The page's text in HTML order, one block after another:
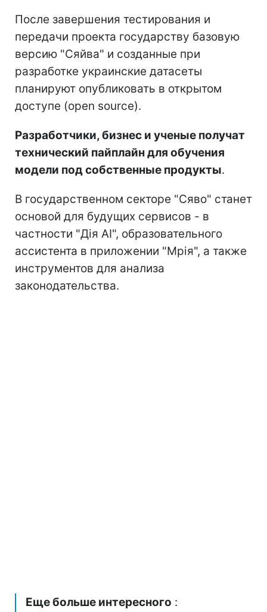
После завершения тестирования и
передачи проекта государству базовую
версию "Сяйва" и созданные при
разработке украинские датасеты
планируют опубликовать в открытом
доступе (open source).
Разработчики, бизнес и ученые получат
технический пайплайн для обучения
модели под собственные продукты.
В государственном секторе "Сяво" станет
основой для будущих сервисов - в
частности "Дія AI", образовательного
ассистента в приложении "Мрія", а также
инструментов для анализа
законодательства.
Еще больше интересного :